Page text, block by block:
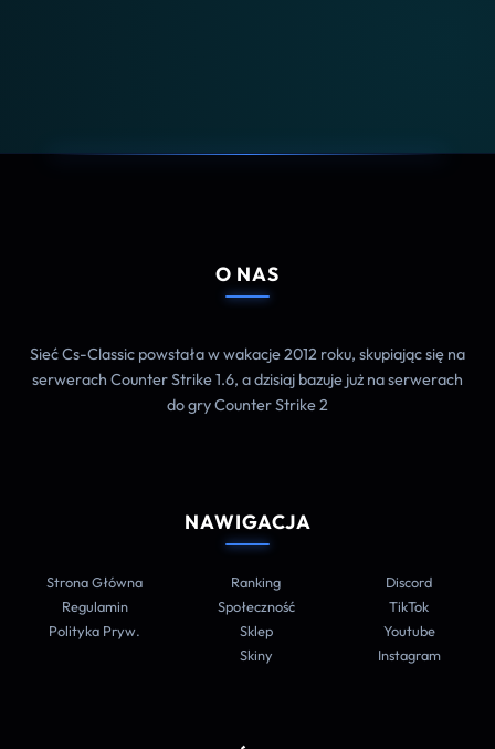
O NAS
Sieć Cs-Classic powstała w wakacje 2012 roku, skupiając się na
serwerach Counter Strike 1.6, a dzisiaj bazuje już na serwerach
do gry Counter Strike 2
NAWIGACJA
Strona Główna
Regulamin
Polityka Pryw.
Ranking
Społeczność
Sklep
Skiny
Discord
TikTok
Youtube
Instagram